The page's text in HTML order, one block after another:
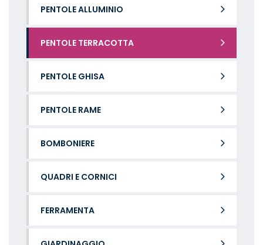
PENTOLE ALLUMINIO
PENTOLE TERRACOTTA
PENTOLE GHISA
PENTOLE RAME
BOMBONIERE
QUADRI E CORNICI
FERRAMENTA